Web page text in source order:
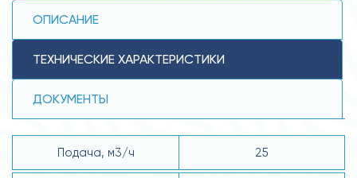
ОПИСАНИЕ
ТЕХНИЧЕСКИЕ ХАРАКТЕРИСТИКИ
ДОКУМЕНТЫ
Подача, м3/ч 25